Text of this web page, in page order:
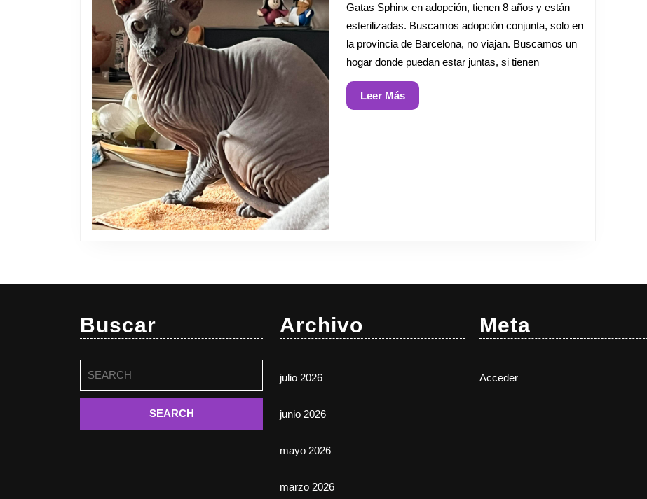
2026
Gatas Sphinx en adopción, tienen 8 años y están
esterilizadas. Buscamos adopción conjunta, solo en
la provincia de Barcelona, no viajan. Buscamos un
hogar donde puedan estar juntas, si tienen
Leer MásLeer
Más
Buscar Archivo
julio 2026
junio 2026
mayo 2026
marzo 2026
Meta
Acceder